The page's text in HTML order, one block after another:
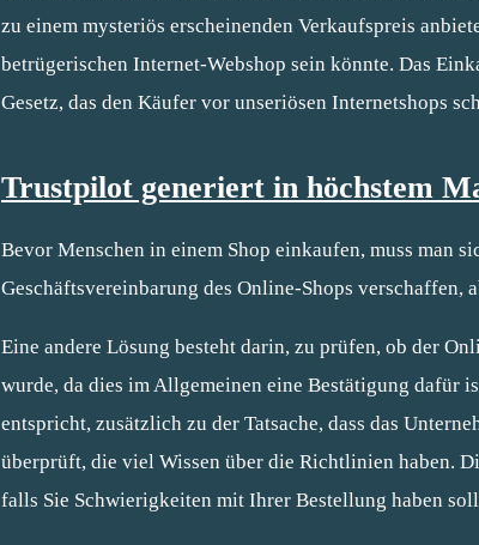
zu einem mysteriös erscheinenden Verkaufspreis
betrügerischen Internet-Webshop sein könnte. Das
Gesetz, das den Käufer vor unseriösen Internetshops
Trustpilot generiert in höchstem
Bevor Menschen in einem Shop einkaufen, muss man
Geschäftsvereinbarung des Online-Shops verschaffen,
Eine andere Lösung besteht darin, zu prüfen, ob der
wurde, da dies im Allgemeinen eine Bestätigung dafür
entspricht, zusätzlich zu der Tatsache, dass das
überprüft, die viel Wissen über die Richtlinien haben.
falls Sie Schwierigkeiten mit Ihrer Bestellung haben